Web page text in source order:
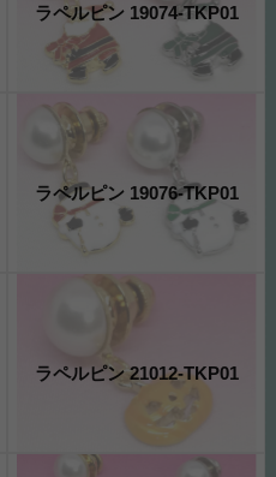
ラペルピン 19074-TKP01
ラペルピン 19076-TKP01
ラペルピン 21012-TKP01